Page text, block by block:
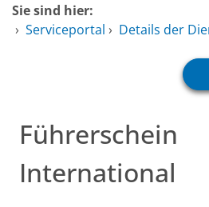
Dienstleistungen A-Z
Sie sind hier:
› Serviceportal › Details der
Führerschein
International